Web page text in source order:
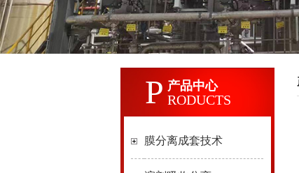
P 产品中心
RODUCTS
膜分离成套技术